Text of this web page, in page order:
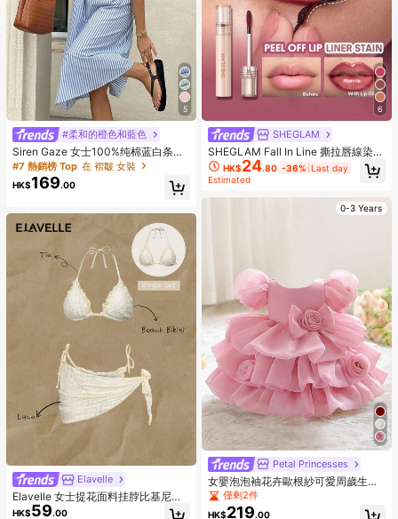
5
#柔和的橙色和藍色
Siren Gaze 女士100%纯棉蓝白条纹
方领无袖长连衣裙，巴黎风情夏季度
假装扮，日常通勤工作夏季连衣裙
#7 熱銷榜 Top 在 褶皺 女裝
HK$169.00
Elavelle
Elavelle 女士提花面料挂脖比基尼上
衣，春夏款
HK$59.00
6
SHEGLAM
SHEGLAM Fall In Line 撕拉唇線染色
筆-Pinky Promise 品牌美妝化妝品
適合女士與女孩
HK$24.80 -36% Last day
Estimated
0-3 Years
Petal Princesses
女嬰泡泡袖花卉歐根紗可愛周歲生日
禮服，適合花童婚禮穿著，不含髮箍
僅剩2件
HK$219.00